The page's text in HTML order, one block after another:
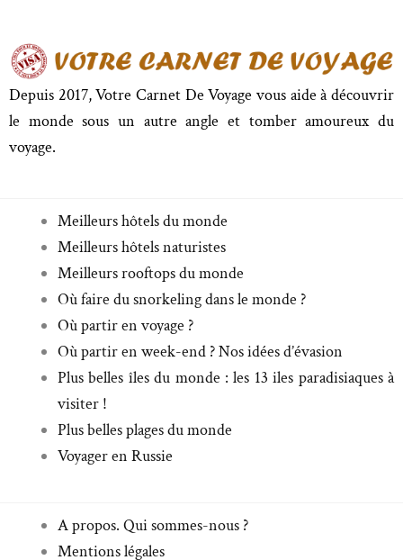
Depuis 2017, Votre Carnet De Voyage vous aide à découvrir
le monde sous un autre angle et tomber amoureux du
voyage.
Meilleurs hôtels du monde
Meilleurs hôtels naturistes
Meilleurs rooftops du monde
Où faire du snorkeling dans le monde ?
Où partir en voyage ?
Où partir en week-end ? Nos idées d’évasion
Plus belles îles du monde : les 13 iles paradisiaques à
visiter !
Plus belles plages du monde
Voyager en Russie
A propos. Qui sommes-nous ?
Mentions légales